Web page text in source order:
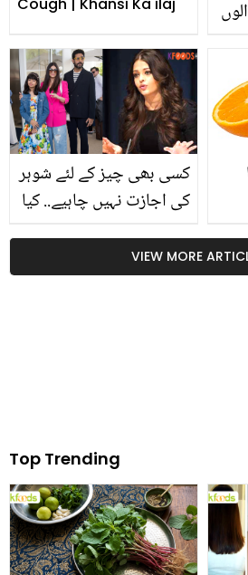
Cough | Khansi Ka ilaj
کسی بھی چیز کے لئے شوہر
کی اجازت نہیں چاہیے.. کیا
ایشوریہ اپنی شناخت
کھونے لگی تھیں؟
VIEW MORE
Top Trending